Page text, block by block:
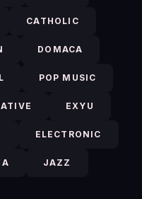
CATHOLIC
DOMACA
POP MUSIC
EXYU
ELECTRONIC
JAZZ